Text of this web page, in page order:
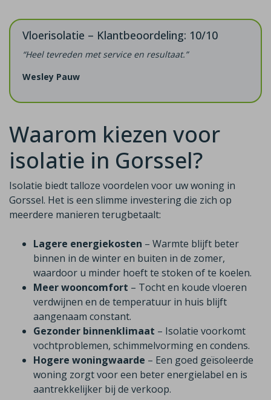
Vloerisolatie – Klantbeoordeling: 10/10
“Heel tevreden met service en resultaat.”
Wesley Pauw
Waarom kiezen voor
isolatie in Gorssel?
Isolatie biedt talloze voordelen voor uw woning in
Gorssel. Het is een slimme investering die zich op
meerdere manieren terugbetaalt:
Lagere energiekosten – Warmte blijft beter
binnen in de winter en buiten in de zomer,
waardoor u minder hoeft te stoken of te koelen.
Meer wooncomfort – Tocht en koude vloeren
verdwijnen en de temperatuur in huis blijft
aangenaam constant.
Gezonder binnenklimaat – Isolatie voorkomt
vochtproblemen, schimmelvorming en condens.
Hogere woningwaarde – Een goed geïsoleerde
woning zorgt voor een beter energielabel en is
aantrekkelijker bij de verkoop.